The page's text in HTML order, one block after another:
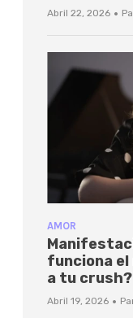
Abril 22, 2026 ·
AMOR
funciona
a tu crush?
Abril 19, 2026 ·